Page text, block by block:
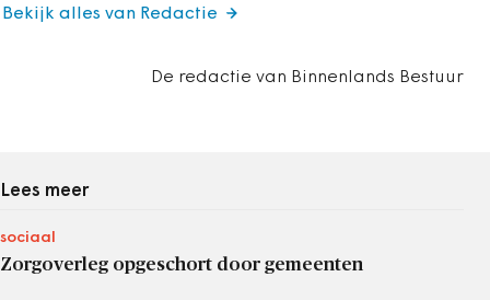
De redactie van Binnenlands Bestuur
Bekijk alles van Redactie
Lees meer
sociaal
Zorgoverleg opgeschort door gemeenten